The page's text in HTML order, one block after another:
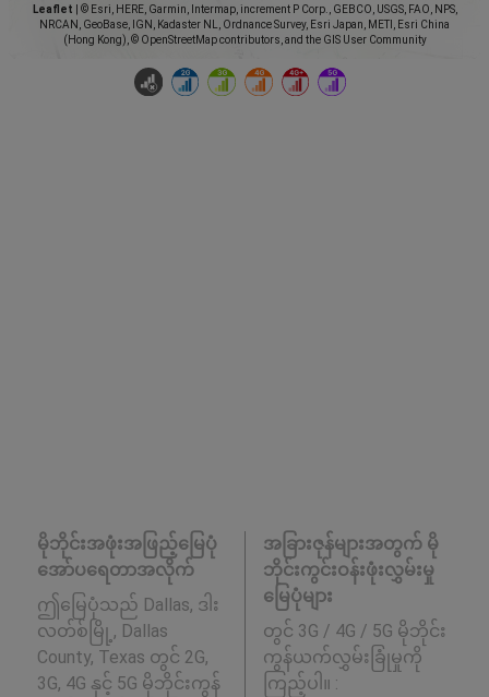
Leaflet
© Esri, HERE, Garmin, Intermap, increment P Corp., GEBCO, USGS, FAO, NPS,
NRCAN, GeoBase, IGN, Kadaster NL, Ordnance Survey, Esri Japan, METI, Esri China
(Hong Kong), © OpenStreetMap contributors, and the GIS User Community
မိုဘိုင်းအဖုံးအဖြည့်မြေပုံ
အော်ပရေတာအလိုက်
ဤမြေပုံသည် Dallas, ဒါး
လတ်စ်မြို့, Dallas
County, Texas တွင် 2G,
3G, 4G နှင့် 5G မိုဘိုင်းကွန်
အခြားဇုန်များအတွက် မို
ဘိုင်းကွင်းဝန်းဖုံးလွှမ်းမှု
မြေပုံများ
တွင် 3G / 4G / 5G မိုဘိုင်း
ကွန်ယက်လွှမ်းခြုံမှုကို
ကြည့်ပါ။ :